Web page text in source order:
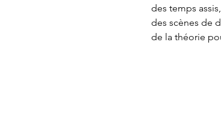
des temps
des scènes de
de la théorie